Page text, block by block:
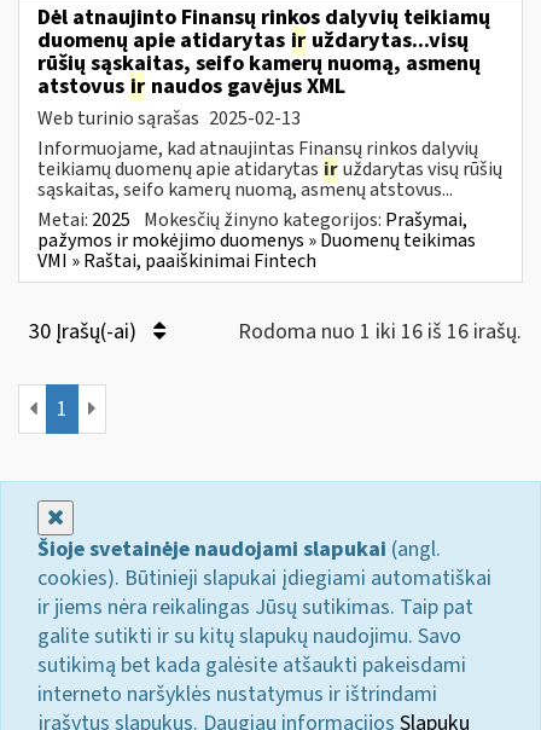
Dėl atnaujinto Finansų rinkos dalyvių teikiamų
duomenų apie atidarytas ir uždarytas...visų
rūšių sąskaitas, seifo kamerų nuomą, asmenų
atstovus ir naudos gavėjus XML
Web turinio sąrašas 2025-02-13
Informuojame, kad atnaujintas Finansų rinkos dalyvių
teikiamų duomenų apie atidarytas iruždarytas visų rūšių
sąskaitas, seifo kamerų nuomą, asmenų atstovus...
Metai: 2025 Mokesčių žinyno kategorijos: Prašymai,
pažymos ir mokėjimo duomenys » Duomenų teikimas
VMI » Raštai, paaiškinimai Fintech
30 Įrašų(-ai) Rodoma nuo 1 iki 16 iš 16 irašų.
1
Šioje svetainėje naudojami slapukai (angl.
cookies). Būtinieji slapukai įdiegiami automatiškai
ir jiems nėra reikalingas Jūsų sutikimas. Taip pat
galite sutikti ir su kitų slapukų naudojimu. Savo
sutikimą bet kada galėsite atšaukti pakeisdami
interneto naršyklės nustatymus ir ištrindami
įrašytus slapukus. Daugiau informacijos Slapukų